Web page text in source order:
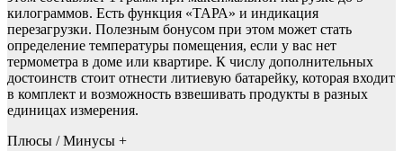
килограммов. Есть функция «ТАРА» и индикация
перезагрузки. Полезным бонусом при этом может стать
определение температуры помещения, если у вас нет
термометра в доме или квартире. К числу дополнительных
достоинств стоит отнести литиевую батарейку, которая входит
в комплект и возможность взвешивать продукты в разных
единицах измерения.
Плюсы / Минусы +